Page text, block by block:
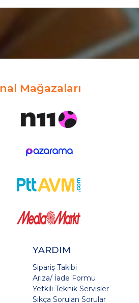
Mağazaları
YARDIM
Sipariş Takibi
Arıza/ İade Formu
Yetkili Teknik Servisler
Sıkça Sorulan Sorular